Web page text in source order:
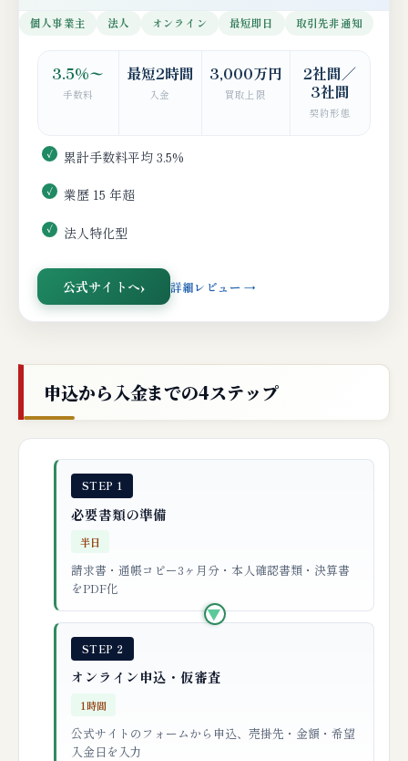
個人事業主 法人 オンライン 最短即日 取引先非通知
3.5%〜
手数料
最短2時間
入金
3,000万円
買取上限
2社間／
3社間
契約形態
累計手数料平均 3.5%
業歴 15 年超
法人特化型
公式サイトへ 詳細レビュー →
申込から入金までの4ステップ
STEP 1
必要書類の準備
半日
請求書・通帳コピー3ヶ月分・本人確認書類・決算書
をPDF化
▶
STEP 2
オンライン申込・仮審査
1時間
公式サイトのフォームから申込、売掛先・金額・希望
入金日を入力